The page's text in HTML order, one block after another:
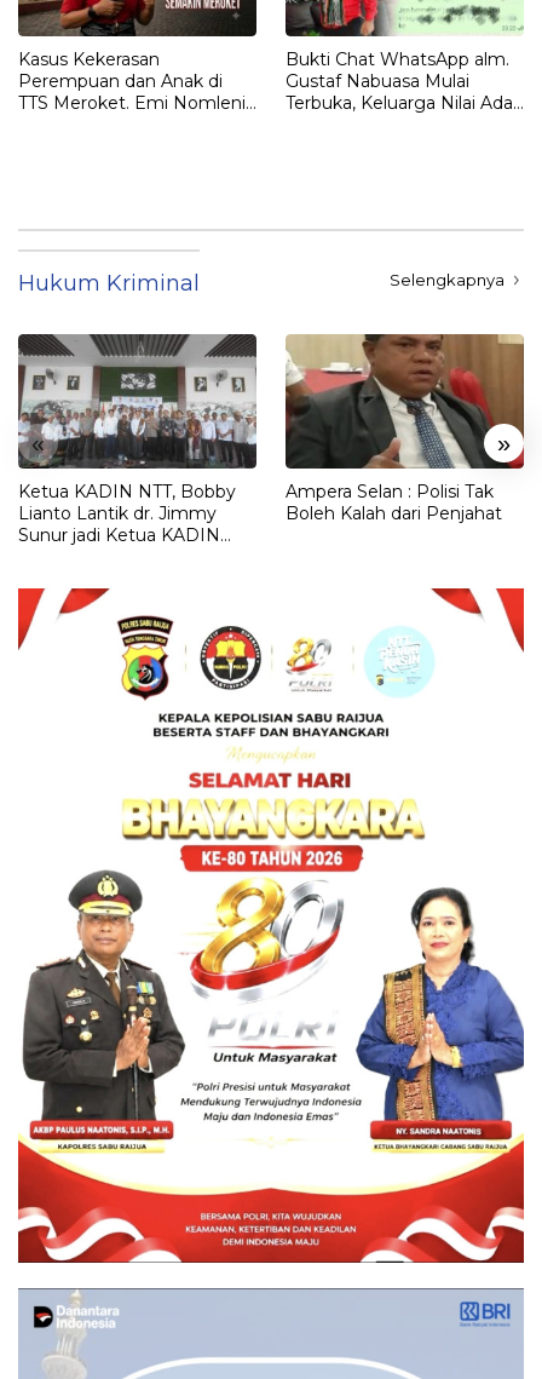
Kasus Kekerasan
Perempuan dan Anak di
TTS Meroket. Emi Nomleni :
Bukti Chat WhatsApp alm.
Gustaf Nabuasa Mulai
Terbuka, Keluarga Nilai Ada
Hukum Kriminal Selengkapnya
« »
Ketua KADIN NTT, Bobby
Lianto Lantik dr. Jimmy
Sunur jadi Ketua KADIN
Ampera Selan : Polisi Tak
Boleh Kalah dari Penjahat